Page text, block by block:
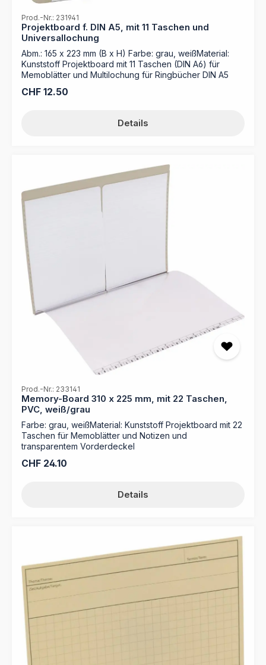
Prod.-Nr.: 231941
Projektboard f. DIN A5, mit 11 Taschen und
Universallochung
Abm.: 165 x 223 mm (B x H) Farbe: grau, weißMaterial:
Kunststoff Projektboard mit 11 Taschen (DIN A6) für
Memoblätter und Multilochung für Ringbücher DIN A5
Regulärer Preis:
CHF 12.50
Details
Prod.-Nr.: 233141
Memory-Board 310 x 225 mm, mit 22 Taschen,
PVC, weiß/grau
Farbe: grau, weißMaterial: Kunststoff Projektboard mit 22
Taschen für Memoblätter und Notizen und
transparentem Vorderdeckel
Regulärer Preis:
CHF 24.10
Details